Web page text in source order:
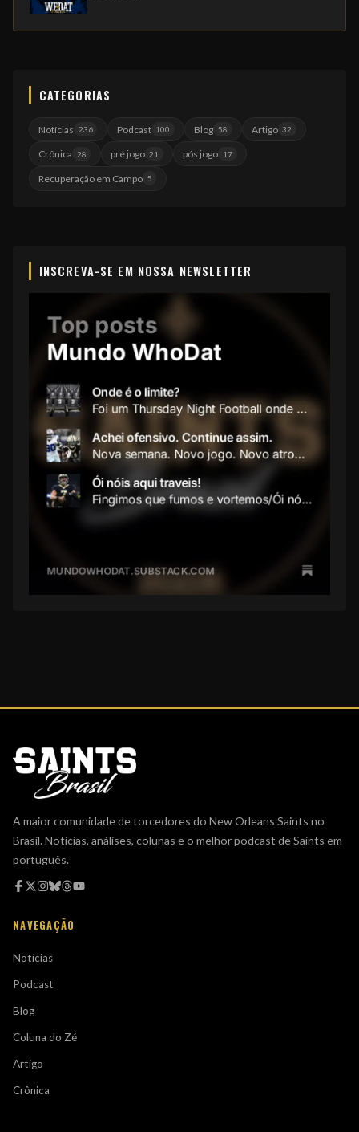
CATEGORIAS
Notícias 236 Podcast 100 Blog 58 Artigo 32
Crônica 28 pré jogo 21 pós jogo 17
Recuperação em Campo 5
INSCREVA-SE EM NOSSA NEWSLETTER
A maior comunidade de torcedores do New Orleans Saints no
Brasil. Notícias, análises, colunas e o melhor podcast de Saints em
português.
NAVEGAÇÃO
Notícias
Podcast
Blog
Coluna do Zé
Artigo
Crônica